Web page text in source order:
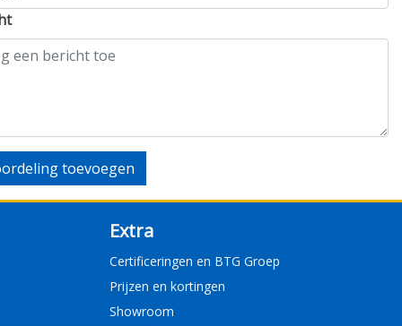
toevoegen
Extra
Certificeringen en BTG Groep
Prijzen en kortingen
Showroom